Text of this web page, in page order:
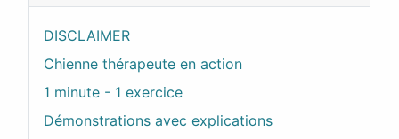
DISCLAIMER
Chienne thérapeute en action
1 minute - 1 exercice
Démonstrations avec explications